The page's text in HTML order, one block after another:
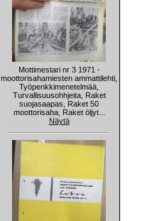
Mottimestari nr 3 1971 -
moottorisahamiesten ammattilehti,
Työpenkkimenetelmää,
Turvallisuusohhjeita, Raket
suojasaapas, Raket 50
moottorisaha, Raket öljyt...
Näytä